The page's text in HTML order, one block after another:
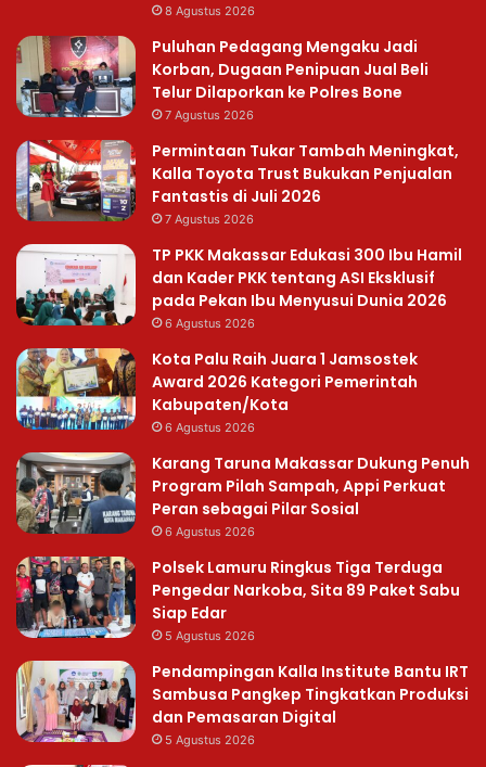
8 Agustus 2026
Puluhan Pedagang Mengaku Jadi
Korban, Dugaan Penipuan Jual Beli
Telur Dilaporkan ke Polres Bone
7 Agustus 2026
Permintaan Tukar Tambah Meningkat,
Kalla Toyota Trust Bukukan Penjualan
Fantastis di Juli 2026
7 Agustus 2026
TP PKK Makassar Edukasi 300 Ibu Hamil
dan Kader PKK tentang ASI Eksklusif
pada Pekan Ibu Menyusui Dunia 2026
6 Agustus 2026
Kota Palu Raih Juara 1 Jamsostek
Award 2026 Kategori Pemerintah
Kabupaten/Kota
6 Agustus 2026
Karang Taruna Makassar Dukung Penuh
Program Pilah Sampah, Appi Perkuat
Peran sebagai Pilar Sosial
6 Agustus 2026
Polsek Lamuru Ringkus Tiga Terduga
Pengedar Narkoba, Sita 89 Paket Sabu
Siap Edar
5 Agustus 2026
Pendampingan Kalla Institute Bantu IRT
Sambusa Pangkep Tingkatkan Produksi
dan Pemasaran Digital
5 Agustus 2026